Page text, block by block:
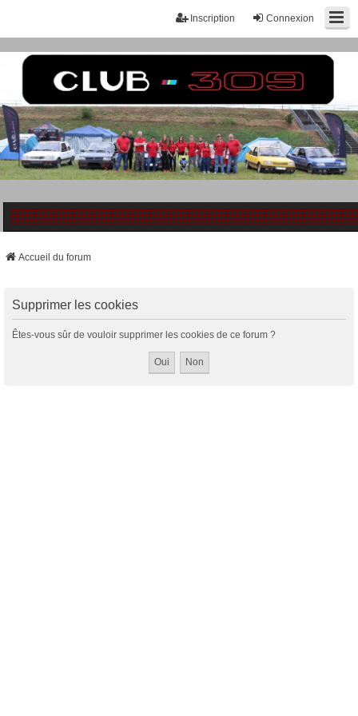
Connexion
Inscription
Accueil du forum
Supprimer les cookies
Êtes-vous sûr de vouloir supprimer les cookies de ce forum ?